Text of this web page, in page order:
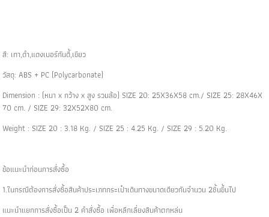
สี: เทา,ดำ,แดงเบอร์กันดี้,เขียว
วัสดุ: ABS + PC (Polycarbonate)
Dimension : (หนา x กว้าง x สูง รวมล้อ) SIZE 20: 25X36X58 cm./ SIZE 25: 28X46X
70 cm. / SIZE 29: 32X52X80 cm.
Weight : SIZE 20 : 3.18 Kg. / SIZE 25 : 4.25 Kg. / SIZE 29 : 5.20 Kg.
ข้อแนะนำก่อนการสั่งซื้อ
1.ในกรณีต้องการสั่งซื้อสินค้าประเภทกระเป๋าเดินทางขนาดเดียวกันจำนวน 2ชิ้นขึ้นไป
แนะนำแยกการสั่งซื้อเป็น 2 คำสั่งซื้อ เพื่อหลีกเลี่ยงสินค้าตกหล่น